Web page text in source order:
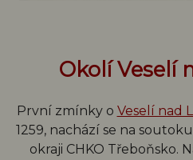
Okolí Veselí
První zmínky o Veselí nad
1259, nachází se na
okraji CHKO Třeboňsko.